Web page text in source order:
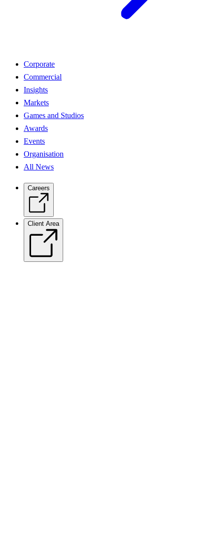
Corporate
Commercial
Insights
Markets
Games and Studios
Awards
Events
Organisation
All News
Careers
Client Area